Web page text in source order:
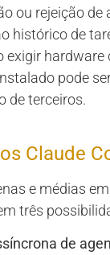
ou rejeição de
histórico de
exigir
pode
de terceiros.
Claude
e médias
três
de